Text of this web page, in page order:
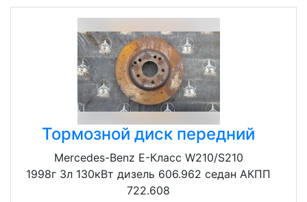
Тормозной диск передний
Mercedes-Benz E-Класс W210/S210
1998г 3л 130кВт дизель 606.962 седан АКПП
722.608